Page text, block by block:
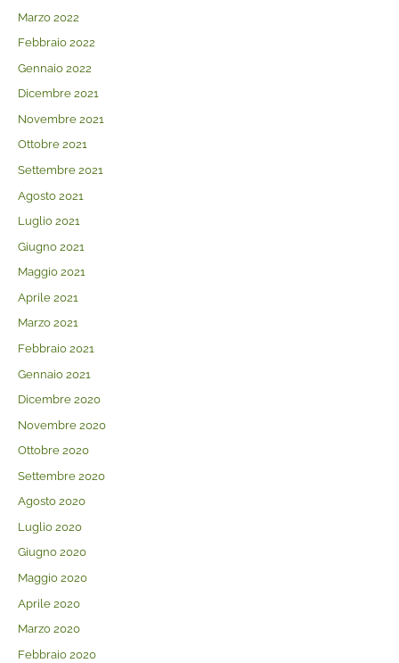
Marzo 2022
Febbraio 2022
Gennaio 2022
Dicembre 2021
Novembre 2021
Ottobre 2021
Settembre 2021
Agosto 2021
Luglio 2021
Giugno 2021
Maggio 2021
Aprile 2021
Marzo 2021
Febbraio 2021
Gennaio 2021
Dicembre 2020
Novembre 2020
Ottobre 2020
Settembre 2020
Agosto 2020
Luglio 2020
Giugno 2020
Maggio 2020
Aprile 2020
Marzo 2020
Febbraio 2020